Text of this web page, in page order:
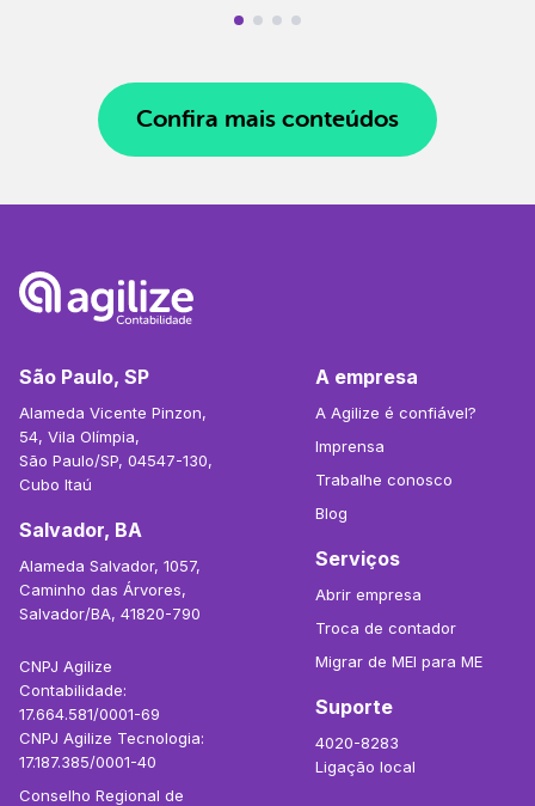
Confira mais conteúdos
São Paulo, SP
Alameda Vicente Pinzon,
54, Vila Olímpia,
São Paulo/SP, 04547-130,
Cubo Itaú
Salvador, BA
Alameda Salvador, 1057,
Caminho das Árvores,
Salvador/BA, 41820-790
CNPJ Agilize
Contabilidade:
17.664.581/0001-69
CNPJ Agilize Tecnologia:
17.187.385/0001-40
Conselho Regional de
A empresa
A Agilize é confiável?
Imprensa
Trabalhe conosco
Blog
Serviços
Abrir empresa
Troca de contador
Migrar de MEI para ME
Suporte
4020-8283
Ligação local